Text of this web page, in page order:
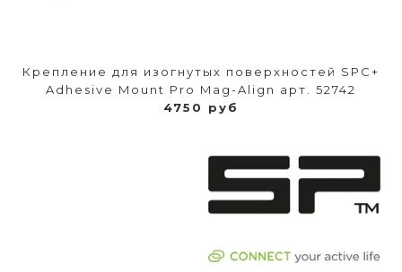
Крепление для изогнутых поверхностей SPC+
Adhesive Mount Pro Mag-Align арт. 52742
4750 руб